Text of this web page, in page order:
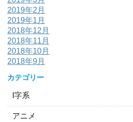
2019年2月
2019年1月
2018年12月
2018年11月
2018年10月
2018年9月
カテゴリー
I字系
アニメ